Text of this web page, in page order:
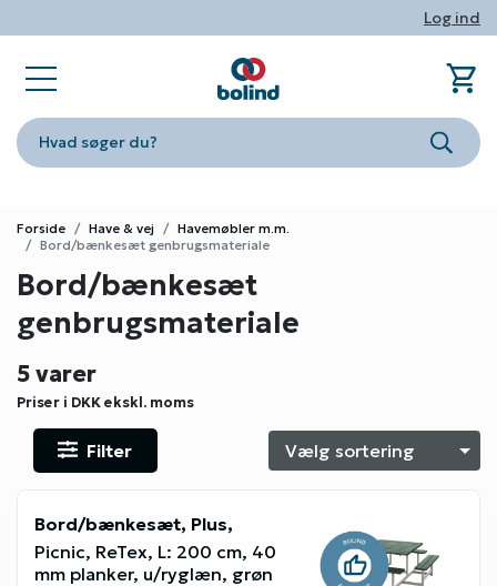
Log ind
Hvad søger du?
Søg
book_ribbon
store
Om
phonestar
person
Log
shopping_cart
Forside Have & vej
Havemøbler m.m.
Bord/bænkesæt genbrugsmateriale
Bord/bænkesæt
genbrugsmateriale
5 varer
Priser i DKKekskl. moms
Filter
Bord/bænkesæt, Plus,
Picnic, ReTex, L: 200 cm, 40
mm planker, u/ryglæn, grøn